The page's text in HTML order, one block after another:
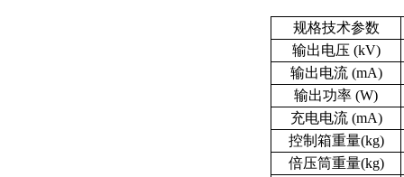
规格技术参数
输出电压 (kV)
输出电流 (mA)
输出功率 (W)
充电电流 (mA)
控制箱重量(kg)
倍压筒重量(kg)